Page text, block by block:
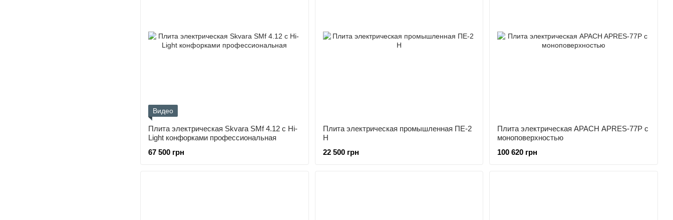
Видео
Плита электрическая Skvara SMf 4.12 с Hi-
Light конфорками профессиональная
67 500 грн
Плита электрическая промышленная ПЕ-2
Н
22 500 грн
Плита электрическая APACH APRES-77P с
моноповерхностью
100 620 грн